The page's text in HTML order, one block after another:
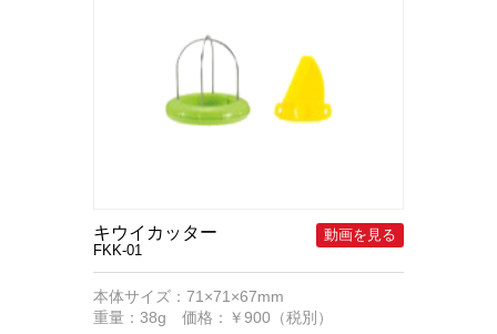
キウイカッター
FKK-01
本体サイズ：71×71×67mm
重量：38g 価格：￥900（税別）